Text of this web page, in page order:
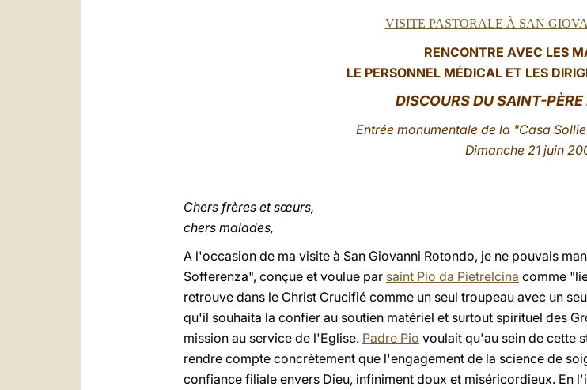
VISITE PASTORALE À SAN
RENCONTRE AVEC LES
LE PERSONNEL MÉDICAL ET LES
DISCOURS DU SAINT-
Entrée monumentale de la "Casa
Dimanche 21 juin
Chers frères et sœurs,
chers malades,
A l'occasion de ma visite à San Giovanni Rotondo, je ne pouvais
Sofferenza", conçue et voulue par saint Pio da Pietrelcina comme
retrouve dans le Christ Crucifié comme un seul troupeau avec un
qu'il souhaita la confier au soutien matériel et surtout spirituel des
mission au service de l'Eglise. Padre Pio voulait qu'au sein de cette
rendre compte concrètement que l'engagement de la science de
confiance filiale envers Dieu, infiniment doux et miséricordieux. En